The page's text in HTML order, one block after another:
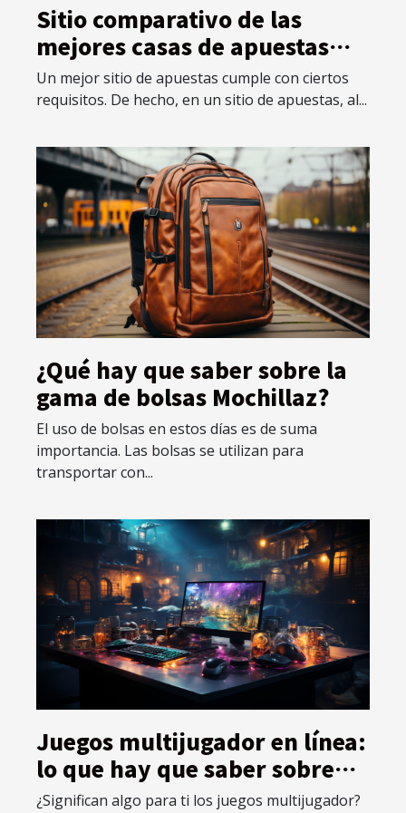
Sitio comparativo de las
mejores casas de apuestas
extranjeras
Un mejor sitio de apuestas cumple con ciertos
requisitos. De hecho, en un sitio de apuestas, al...
¿Qué hay que saber sobre la
gama de bolsas Mochillaz?
El uso de bolsas en estos días es de suma
importancia. Las bolsas se utilizan para
transportar con...
Juegos multijugador en línea:
lo que hay que saber sobre
ellos y cómo funcionan
¿Significan algo para ti los juegos multijugador?